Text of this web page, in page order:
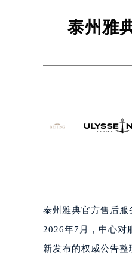
泰州
嘉
南昌
济
惠州
厦门
福州
泰州雅
泰州雅典官方售后服
2026年7月，中心对
新发布的权威公告